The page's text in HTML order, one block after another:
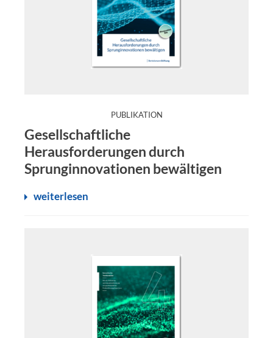
PUBLIKATION:
Gesellschaftliche
Herausforderungen durch
Sprunginnovationen bewältigen
Sprunginnovationen bergen ein großes Potenzial zur
weiterlesen